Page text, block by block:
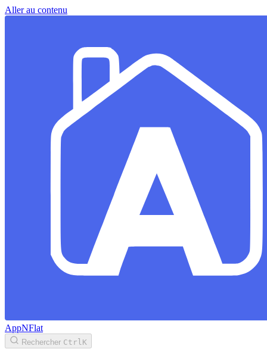
Aller au contenu
AppNFlat
Rechercher CtrlK